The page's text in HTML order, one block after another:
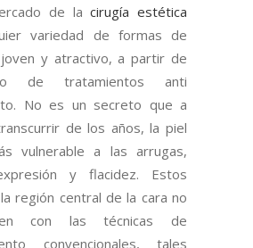
de lacirugía estética
variedad de formas de
y atractivo, a partir de
de tratamientos anti
No es un secreto que a
de los años, la piel
vulnerable a las arrugas,
y flacidez. Estos
región central de la cara no
con las técnicas de
convencionales, tales